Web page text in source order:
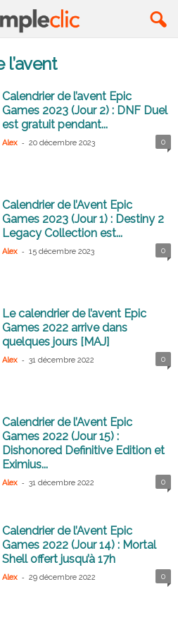
l’avent
Calendrier de l’avent Epic
Games 2023 (Jour 2) : DNF Duel
est gratuit pendant...
Alex - 20 décembre 2023 0
Calendrier de l’Avent Epic
Games 2023 (Jour 1) : Destiny 2
Legacy Collection est...
Alex - 15 décembre 2023 0
Le calendrier de l’avent Epic
Games 2022 arrive dans
quelques jours [MAJ]
Alex - 31 décembre 2022 0
Calendrier de l’Avent Epic
Games 2022 (Jour 15) :
Dishonored Definitive Edition et
Eximius...
Alex - 31 décembre 2022 0
Calendrier de l’Avent Epic
Games 2022 (Jour 14) : Mortal
Shell offert jusqu’à 17h
Alex - 29 décembre 2022 0